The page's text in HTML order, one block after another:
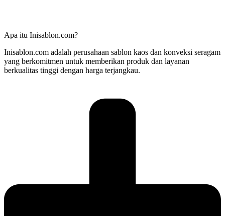
Apa itu Inisablon.com?
Inisablon.com adalah perusahaan sablon kaos dan konveksi seragam
yang berkomitmen untuk memberikan produk dan layanan
berkualitas tinggi dengan harga terjangkau.